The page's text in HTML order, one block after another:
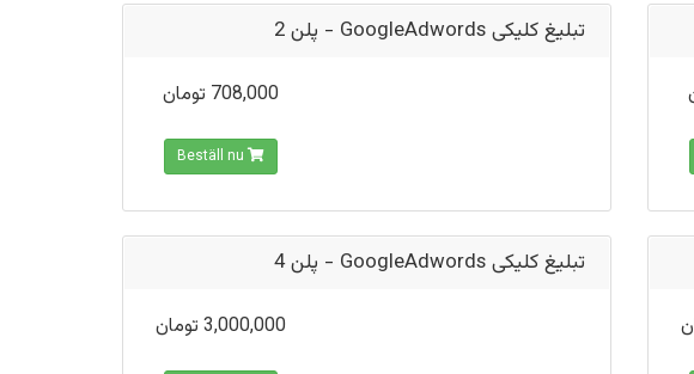
تبلیغ کلیکی GoogleAdwords - پلن 2
708,000 تومان
تبلیغ کلیکی GoogleAdwords - پلن 4
3,000,000 تومان